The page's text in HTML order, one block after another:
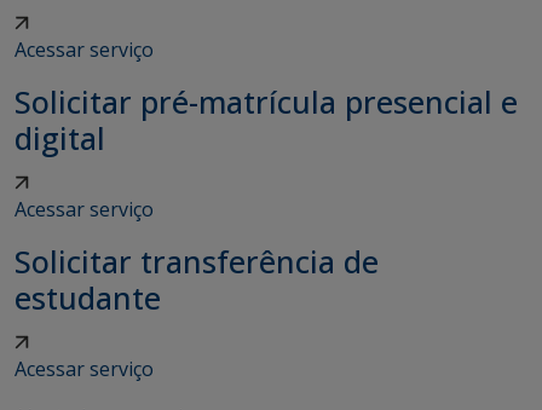
Acessar serviço
Solicitar pré-matrícula presencial e
digital
Acessar serviço
Solicitar transferência de
estudante
Acessar serviço